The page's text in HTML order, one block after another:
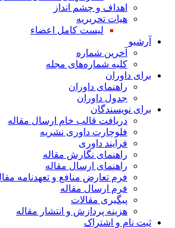
اهداف و چشم انداز
هیات تحریریه
لیست کامل اعضاء
آرشیو
آخرین شماره
کلیه شماره‌های مجله
برای داوران
راهنمای داوران
جدول داوران
برای نویسندگان
دریافت قالب خام ارسال مقاله
فلوچارت داوری نشریه
فرایند داوری
راهنمای نگارش مقاله
راهنمای ارسال مقاله
فرم تعارض منافع و تعهدنامه مقاله
فرم ارسال مقاله
پیگیری مقالات
هزینه پردازش و انتشار مقاله
ثبت نام و اشتراک